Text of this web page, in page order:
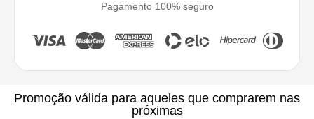
Pagamento 100% seguro
Promoção válida para aqueles que comprarem nas
próximas